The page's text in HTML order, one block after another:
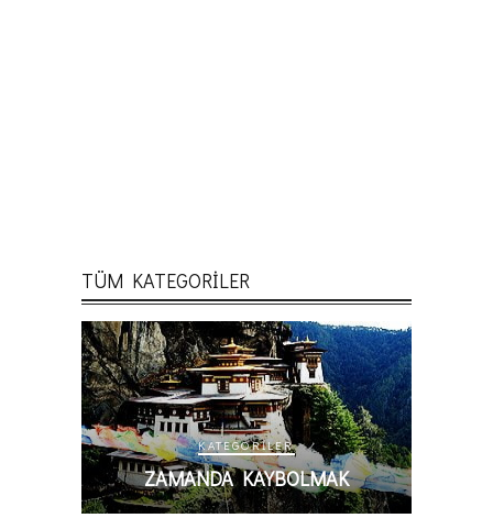
TÜM KATEGORİLER
KATEGORILER
ZAMANDA KAYBOLMAK